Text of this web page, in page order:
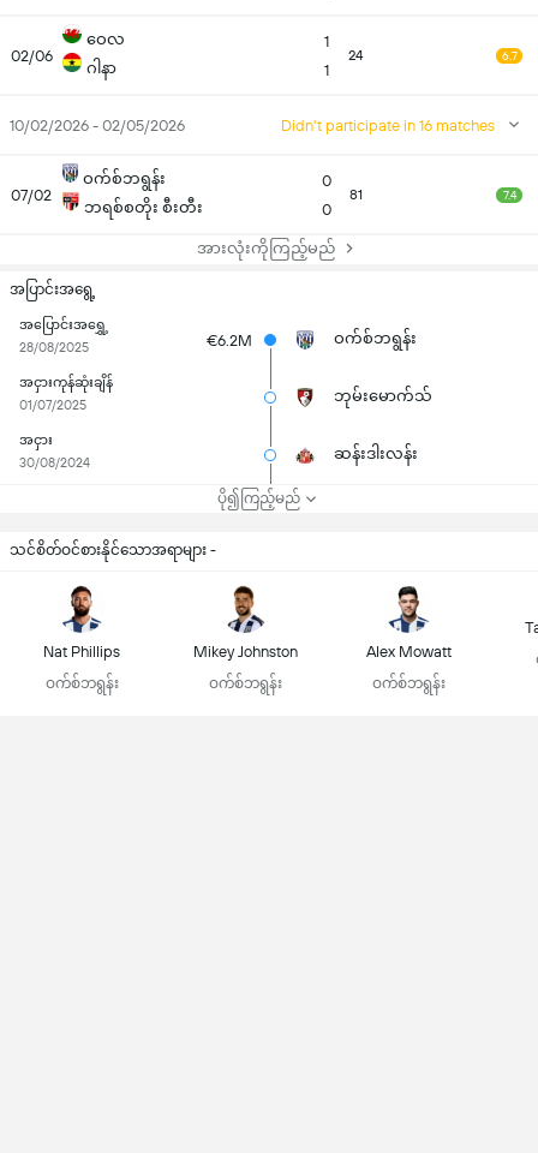
02/06
ဝေလ
ဂါနာ
1
1
24 6.7
10/02/2026 - 02/05/2026 Didn't participate in 16 matches
07/02
ဝက်စ်ဘရွန်း
ဘရစ်စတိုး စီးတီး
0
0
81 7.4
အားလုံးကိုကြည့်မည်
အပြာင်းအရွေ့
အပြောင်းအရွှေ့
28/08/2025
€6.2M ဝက်စ်ဘရွန်း
အငှားကုန်ဆုံးချိန်
01/07/2025
ဘုမ်းမောက်သ်
အငှား
30/08/2024
ဆန်းဒါးလန်း
ပို၍ကြည့်မည်
သင်စိတ်ဝင်စားနိုင်သောအရာများ -
Nat Phillips
ဝက်စ်ဘရွန်း
Mikey Johnston
ဝက်စ်ဘရွန်း
Alex Mowatt
ဝက်စ်ဘရွန်း